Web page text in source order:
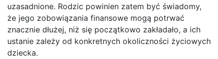
uzasadnione. Rodzic powinien zatem być świadomy,
że jego zobowiązania finansowe mogą potrwać
znacznie dłużej, niż się początkowo zakładało, a ich
ustanie zależy od konkretnych okoliczności życiowych
dziecka.